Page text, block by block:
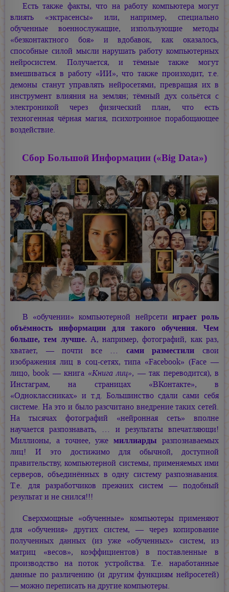
Есть также факты, что на работу компьютера могут
влиять «эктрасенсы» или, например, специально
обученные военнослужащие, изпользующие методы
«безконтактного боя» и вдобавок, как оказалось,
способные силой мысли нарушать работу компьютерных
нейросистем. Получается, и тёмные также могут
вмешиваться в работу «ИИ», что также произходит, т.е.
демоны станут управлять нейросетями, превращая их в
инструмент влияния на землян; тёмный дух сольётся с
электроникой через физический план, что есть
техногенная чёрная магия, психотронное порабощающее
воздействие.
Сбор Большой Информации («Big Data»)
В «обучении» компьютерной нейрсети играет роль
объёмность информации для такого обучения. Чем
больше, тем лучше. А, например, фотографий, как раз,
хватает, — почти все … сами разместили свои
изображения лиц в соц-сетях, типа «Facebook» (Face —
лицо, book — книга «Книга лиц», — так переводится), в
Инстаграм, на страницах «ВКонтакте», в
«Одноклассниках» и т.д. Большинство сдали сами себя
системе. На это и было разсчитано внедрение таких сетей.
На тысячах фотографий «нейронная сеть» вполне
научается разпознавать, … и результаты впечатляющи!
Миллионы, а точнее, ужемиллиарды разпознаваемых
лиц! И это достижимо для обычной, доступной
правительству, компьютерной системы, применяемых ими
серверов, объединённых в одну систему разпознавания.
Т.е. для разработчиков прежних систем — подобный
результат и не снился!!!
Сверхмощные «обученные» компьютеры применяют
для «обучения» других систем, — через копирование
полученных данных (из уже «обученных» систем, из
матриц «весов», коэффициентов) в поставленные в
производство на поток устройства. Т.е. наработанные
данные по различению (и другим функциям нейросетей)
— можно переписать на другие компьютеры.